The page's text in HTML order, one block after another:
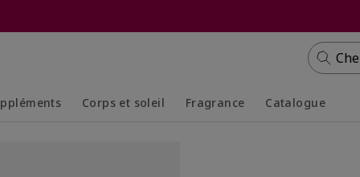
Corps et soleil Fragrance Catalogue